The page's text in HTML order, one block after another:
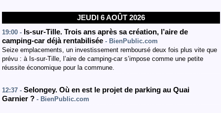
JEUDI 6 AOÛT 2026
19:00 - Is-sur-Tille. Trois ans après sa création, l’aire de
camping-car déjà rentabilisée - BienPublic.com
Seize emplacements, un investissement remboursé deux fois plus vite que
prévu : à Is-sur-Tille, l’aire de camping-car s’impose comme une petite
réussite économique pour la commune.
12:37 - Selongey. Où en est le projet de parking au Quai
Garnier ? - BienPublic.com